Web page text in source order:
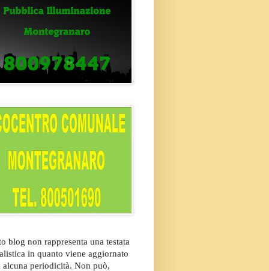
blog non rappresenta una testata
in quanto viene aggiornato
alcuna periodicità. Non può,